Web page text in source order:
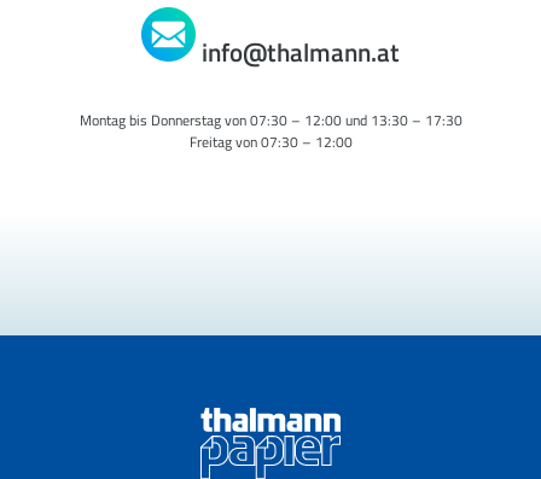
info@thalmann.at
Montag bis Donnerstag von 07:30 – 12:00 und 13:30 – 17:30
Freitag von 07:30 – 12:00